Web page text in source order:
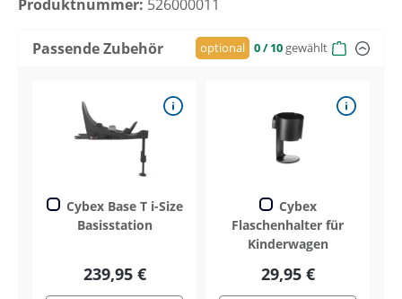
Produktnummer: 526000011
Passende Zubehör optional 0/ 10 gewählt
Cybex Base T i-Size
Basisstation
239,95 €
Cybex
Flaschenhalter für
Kinderwagen
29,95 €